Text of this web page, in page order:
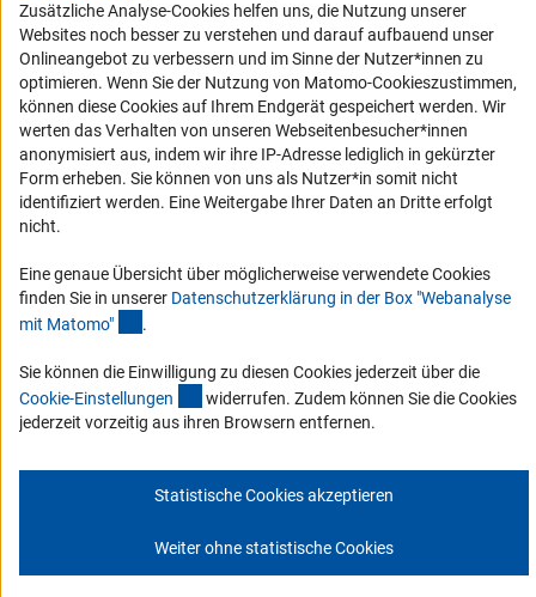
Service und Informationen für Menschen mit Behinderungen
Erklärung zur Barrierefreiheit
Barriere melden
DFG-aktuell
Erhalten Sie Neuigkeiten aus der DFG direkt in Ihr Mailpostfach oder
schauen Sie sich die Ausgaben online an.
Zum Newsletter
Impressum Datenschutz Cookie-Einstellungen
Kontakt
Service
Zusätzliche Analyse-Cookies helfen uns, die Nutzung unserer
Websites noch besser zu verstehen und darauf aufbauend unser
Onlineangebot zu verbessern und im Sinne der Nutzer*innen zu
optimieren. Wenn Sie der Nutzung von Matomo-Cookieszustimmen,
können diese Cookies auf Ihrem Endgerät gespeichert werden. Wir
werten das Verhalten von unseren Webseitenbesucher*innen
anonymisiert aus, indem wir ihre IP-Adresse lediglich in gekürzter
Form erheben. Sie können von uns als Nutzer*in somit nicht
identifiziert werden. Eine Weitergabe Ihrer Daten an Dritte erfolgt
nicht.
Eine genaue Übersicht über möglicherweise verwendete Cookies
finden Sie in unserer Datenschutzerklärung in der Box "Webanalyse
mit Matomo" .
Sie können die Einwilligung zu diesen Cookies jederzeit über die
Cookie-Einstellungen (interner Link)
widerrufen. Zudem können Sie die Cookies
jederzeit vorzeitig aus ihren Browsern entfernen.
Statistische Cookies akzeptieren
Weiter ohne statistische Cookies